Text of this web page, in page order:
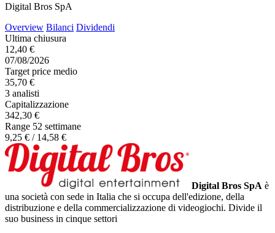
Digital Bros SpA
Overview Bilanci Dividendi
Ultima chiusura
12,40 €
07/08/2026
Target price medio
35,70 €
3 analisti
Capitalizzazione
342,30 €
Range 52 settimane
9,25 € / 14,58 €
Digital Bros SpA è
una società con sede in Italia che si occupa dell'edizione, della
distribuzione e della commercializzazione di videogiochi. Divide il
suo business in cinque settori